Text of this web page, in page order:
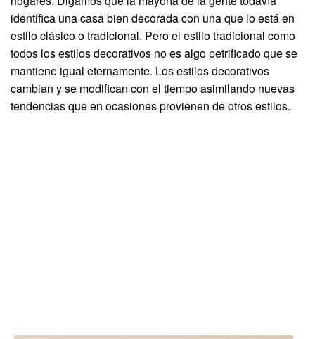
identifica una casa bien decorada con una que lo está en
estilo clásico o tradicional. Pero el estilo tradicional como
todos los estilos decorativos no es algo petrificado que se
mantiene igual eternamente. Los estilos decorativos
cambian y se modifican con el tiempo asimilando nuevas
tendencias que en ocasiones provienen de otros estilos.